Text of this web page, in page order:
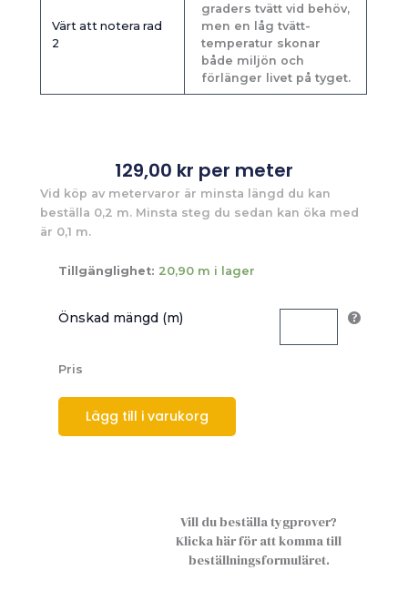
Värt att notera rad
2
graders tvätt vid behöv,
men en låg tvätt-
temperatur skonar
både miljön och
förlänger livet på tyget.
129,00 kr per meter
Vid köp av metervaror är minsta längd du kan
beställa 0,2 m. Minsta steg du sedan kan öka med
är 0,1 m.
Tillgänglighet: 20,90 m i lager
Önskad mängd (m)
Pris
Lägg till i varukorg
Vill du beställa tygprover?
Klicka här för att komma till
beställningsformuläret.